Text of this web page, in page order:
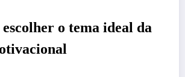
o tema ideal da